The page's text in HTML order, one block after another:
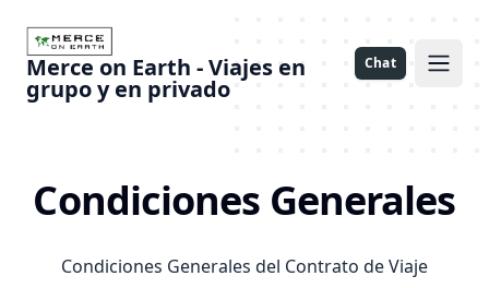
Merce on Earth - Viajes en
grupo y en privado
Chat Open
Condiciones Generales
Condiciones Generales del Contrato de Viaje